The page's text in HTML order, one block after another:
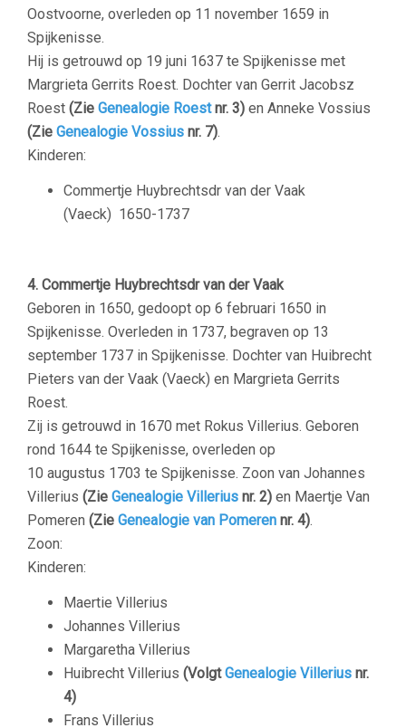
Oostvoorne, overleden op 11 november 1659 in
Spijkenisse.
Hij is getrouwd op 19 juni 1637 te Spijkenisse met
Margrieta Gerrits Roest. Dochter van Gerrit Jacobsz
Roest (Zie Genealogie Roestnr. 3) en Anneke Vossius
(Zie Genealogie Vossius nr. 7).
Kinderen:
Commertje Huybrechtsdr van der Vaak
(Vaeck) 1650-1737
4. Commertje Huybrechtsdr van der Vaak
Geboren in 1650, gedoopt op 6 februari 1650 in
Spijkenisse. Overleden in 1737, begraven op 13
september 1737 in Spijkenisse. Dochter van Huibrecht
Pieters van der Vaak (Vaeck) en Margrieta Gerrits
Roest.
Zij is getrouwd in 1670 met Rokus Villerius. Geboren
rond 1644 te Spijkenisse, overleden op
10 augustus 1703 te Spijkenisse. Zoon van Johannes
Villerius (Zie Genealogie Villerius nr. 2) en Maertje Van
Pomeren (Zie Genealogie van Pomeren nr. 4).
Zoon:
Kinderen:
Maertie Villerius
Johannes Villerius
Margaretha Villerius
Huibrecht Villerius (VolgtGenealogie Villerius nr.
4)
Frans Villerius